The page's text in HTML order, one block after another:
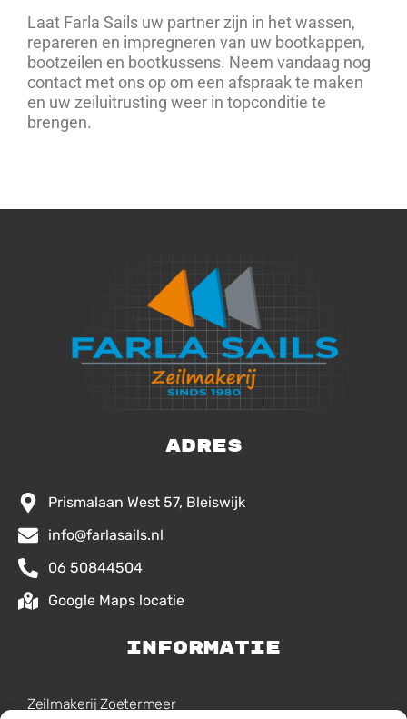
Laat Farla Sails uw partner zijn in het wassen,
repareren en impregneren van uw bootkappen,
bootzeilen en bootkussens. Neem vandaag nog
contact met ons op om een afspraak te maken
en uw zeiluitrusting weer in topconditie te
brengen.
Adres
Prismalaan West 57, Bleiswijk
info@farlasails.nl
06 50844504
Google Maps locatie
Informatie
Zeilmakerij Zoetermeer